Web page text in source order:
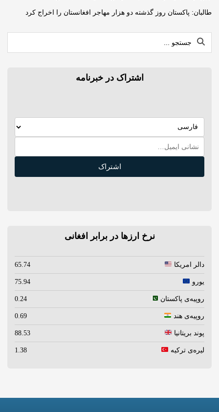
طالبان: پاکستان روز گذشته دو هزار مهاجر افغانستان را اخراج کرد
اشتراک در خبرنامه
اشتراک
نرخ ارزها در برابر افغانی
دالر امریکا 65.74
یورو 75.94
روپیه‌ی پاکستان 0.24
روپیه‌ی هند 0.69
پوند بریتانیا 88.53
لیره‌ی ترکیه 1.38